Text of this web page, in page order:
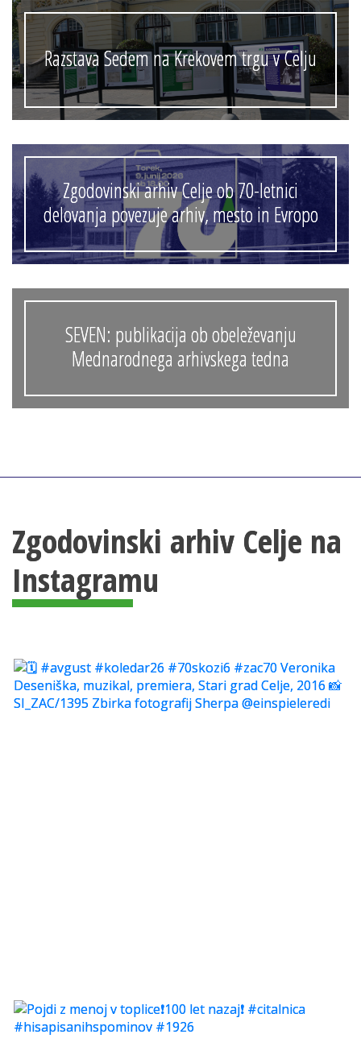
Razstava Sedem na Krekovem trgu v Celju
Zgodovinski arhiv Celje ob 70-letnici
delovanja povezuje arhiv, mesto in Evropo
SEVEN: publikacija ob obeleževanju
Mednarodnega arhivskega tedna
Zgodovinski arhiv Celje na
Instagramu